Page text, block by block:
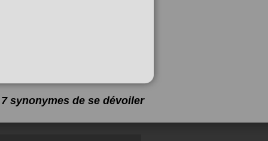
synonymes de se dévoiler